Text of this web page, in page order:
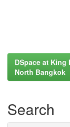
DSpace at
North Bangkok
Search